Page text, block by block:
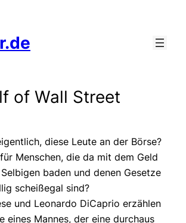
of Wall Street
diese Leute an der Börse?
Menschen, die da mit dem Geld
baden und denen Gesetze
scheißegal sind?
und Leonardo DiCaprio erzählen
eines Mannes, der eine durchaus